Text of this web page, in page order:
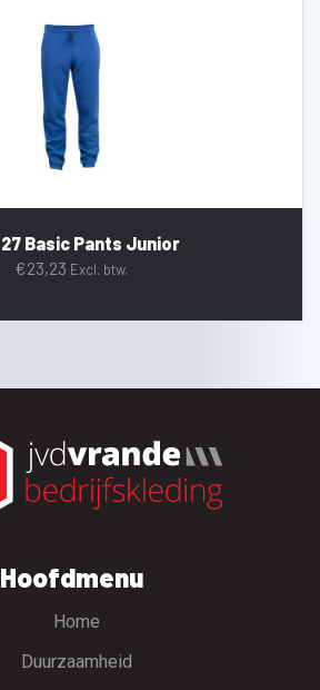
Basic Pants Junior
€23,23 Excl. btw.
Hoofdmenu
Home
Duurzaamheid